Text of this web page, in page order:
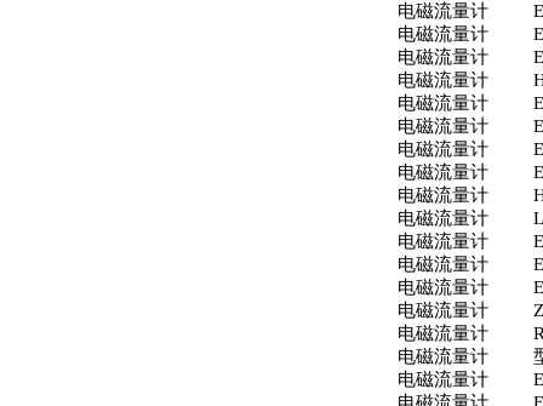
电磁流量计
电磁流量计
电磁流量计
电磁流量计
电磁流量计
电磁流量计
电磁流量计
电磁流量计
电磁流量计
电磁流量计
电磁流量计
电磁流量计
电磁流量计
电磁流量计
电磁流量计
电磁流量计
电磁流量计